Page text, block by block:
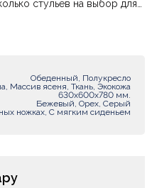
стульев на выбор для
Обеденный, Полукресло
Массив ясеня, Ткань, Экокожа
630х600х780 мм.
Бежевый, Орех, Серый
ножках, С мягким сиденьем